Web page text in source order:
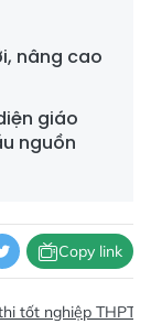
nâng cao
giáo
nguồn
Copy link
tốt nghiệp THPT